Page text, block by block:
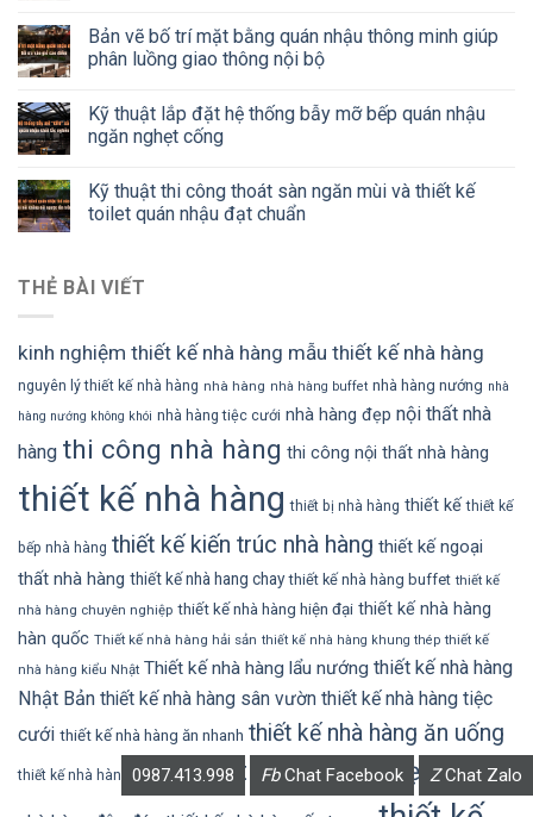
Bản vẽ bố trí mặt bằng quán nhậu thông minh giúp
phân luồng giao thông nội bộ
Kỹ thuật lắp đặt hệ thống bẫy mỡ bếp quán nhậu
ngăn nghẹt cống
Kỹ thuật thi công thoát sàn ngăn mùi và thiết kế
toilet quán nhậu đạt chuẩn
THẺ BÀI VIẾT
kinh nghiệm thiết kế nhà hàng mẫu thiết kế nhà hàng
nguyên lý thiết kế nhà hàng nhà hàng nhà hàng buffet nhà hàng nướng nhà
hàng nướng không khói nhà hàng tiệc cưới nhà hàng đẹp nội thất nhà
hàng thi công nhà hàng thi công nội thất nhà hàng
thiết kế nhà hàng thiết bị nhà hàng thiết kế thiết kế
bếp nhà hàng thiết kế kiến trúc nhà hàng thiết kế ngoại
thất nhà hàng thiết kế nhà hang chay thiết kế nhà hàng buffet thiết kế
nhà hàng chuyên nghiệp thiết kế nhà hàng hiện đại thiết kế nhà hàng
hàn quốc Thiết kế nhà hàng hải sản thiết kế nhà hàng khung thép thiết kế
nhà hàng kiểu Nhật Thiết kế nhà hàng lẩu nướng thiết kế nhà hàng
Nhật Bản thiết kế nhà hàng sân vườn thiết kế nhà hàng tiệc
cưới thiết kế nhà hàng ăn nhanh thiết kế nhà hàng ăn uống
thiết kế nhà hàng đơn giản thiết kế nhà hàng đẹp thiết kế
0987.413.998 Fb Chat Facebook Z Chat Zalo